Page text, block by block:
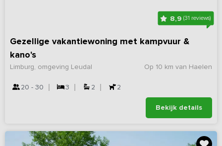
8,9(31 reviews)
Gezellige vakantiewoning met kampvuur &
kano's
Op 10 km van Haelen
Limburg, omgeving Leudal
20 - 30 3 2 2
Bekijk details